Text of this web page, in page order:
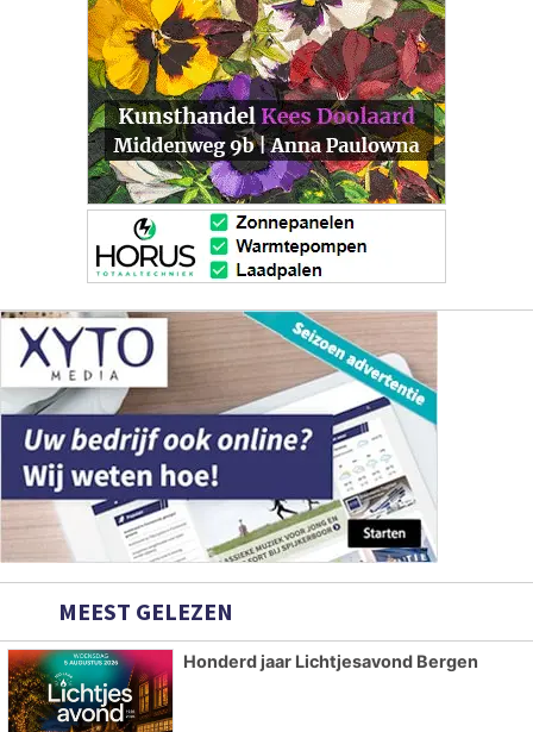
MEEST GELEZEN
Honderd jaar Lichtjesavond Bergen